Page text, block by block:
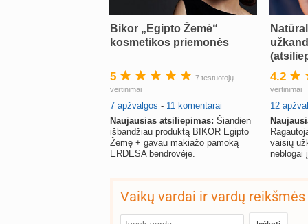
Bikor „Egipto Žemė“
kosmetikos priemonės
5
7 testuotojų
vertinimai
7 apžvalgos - 11 komentarai
Naujausias atsiliepimas: Šiandien
išbandžiau produktą BIKOR Egipto
Žemę + gavau makiažo pamoką
ERDESA bendrovėje.
4.2
vertinimai
12
vaisių
neblogai
Vaikų vardai ir vardų reikšmės